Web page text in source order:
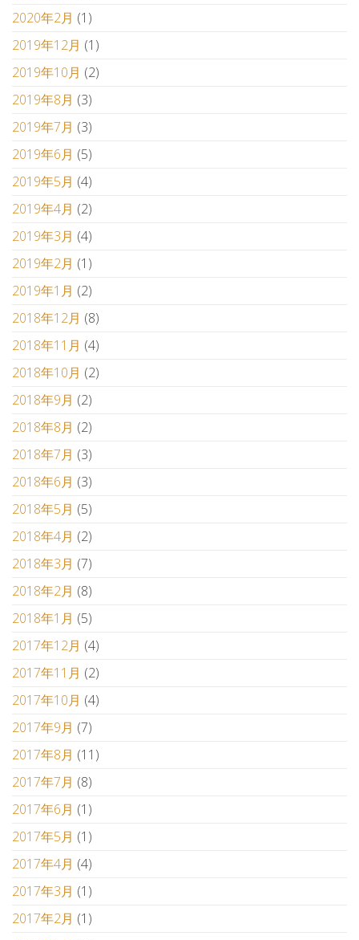
2020年2月 (1)
2019年12月 (1)
2019年10月 (2)
2019年8月 (3)
2019年7月 (3)
2019年6月 (5)
2019年5月 (4)
2019年4月 (2)
2019年3月 (4)
2019年2月 (1)
2019年1月 (2)
2018年12月 (8)
2018年11月 (4)
2018年10月 (2)
2018年9月 (2)
2018年8月 (2)
2018年7月 (3)
2018年6月 (3)
2018年5月 (5)
2018年4月 (2)
2018年3月 (7)
2018年2月 (8)
2018年1月 (5)
2017年12月 (4)
2017年11月 (2)
2017年10月 (4)
2017年9月 (7)
2017年8月 (11)
2017年7月 (8)
2017年6月 (1)
2017年5月 (1)
2017年4月 (4)
2017年3月 (1)
2017年2月 (1)